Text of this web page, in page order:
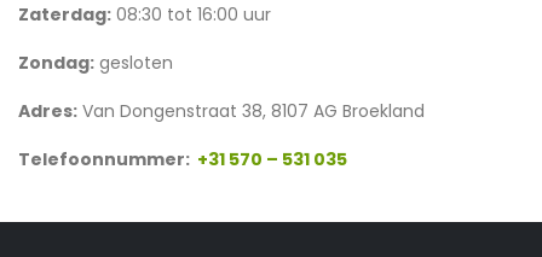
Zaterdag: 08:30 tot 16:00 uur
Zondag: gesloten
Adres: Van Dongenstraat 38, 8107 AG Broekland
Telefoonnummer: +31 570 – 531 035